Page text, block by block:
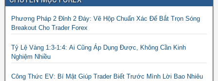
Phương Pháp 2 Đỉnh 2 Đáy: Vẽ Hộp Chuẩn Xác Để Bắt Trọn Sóng
Breakout Cho Trader Forex
Tỷ Lệ Vàng 1:3-1:4: Ai Cũng Áp Dụng Được, Không Cần Kinh
Nghiệm Nhiều
Công Thức EV: Bí Mật Giúp Trader Biết Trước Mình Lời Bao Nhiêu